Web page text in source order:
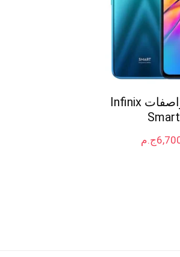
سعر و مواصفات Infinix
ج.م